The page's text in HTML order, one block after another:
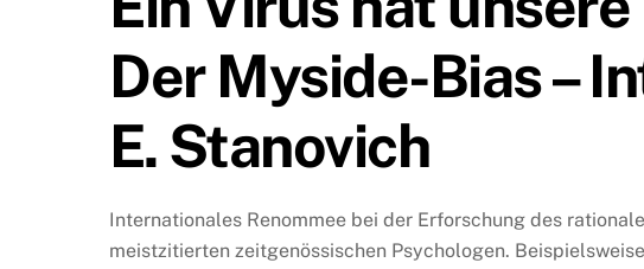
Der Myside-Bias –
E. Stanovich
Internationales Renommee bei der Erforschung des
meistzitierten zeitgenössischen Psychologen.